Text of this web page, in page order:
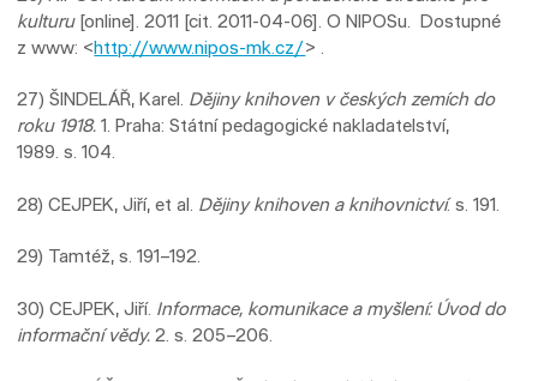
kulturu[online]. 2011 [cit. 2011-04-06]. O NIPOSu. Dostupné
z www: <http://www.nipos-mk.cz/> .
27) ŠINDELÁŘ, Karel. Dějiny knihoven v českých zemích do
roku 1918. 1. Praha: Státní pedagogické nakladatelství,
1989. s. 104.
28) CEJPEK, Jiří, et al. Dějiny knihoven a knihovnictví. s. 191.
29) Tamtéž, s. 191–192.
30) CEJPEK, Jiří. Informace, komunikace a myšlení: Úvod do
informační vědy. 2. s. 205–206.